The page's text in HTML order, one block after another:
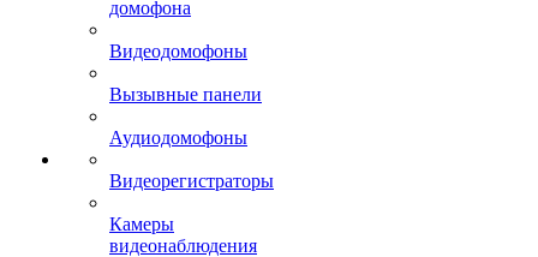
домофона
Видеодомофоны
Вызывные панели
Аудиодомофоны
Видеорегистраторы
Камеры
видеонаблюдения